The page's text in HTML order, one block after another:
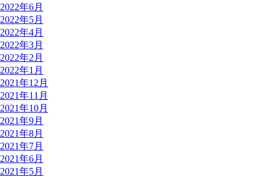
2022年6月
2022年5月
2022年4月
2022年3月
2022年2月
2022年1月
2021年12月
2021年11月
2021年10月
2021年9月
2021年8月
2021年7月
2021年6月
2021年5月